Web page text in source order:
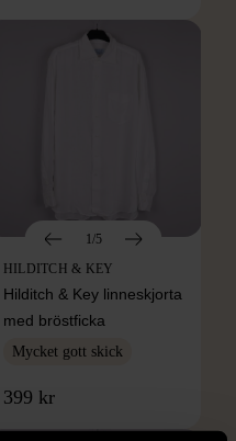
1/5
HILDITCH & KEY
Hilditch & Key linneskjorta
med bröstficka
Mycket gott skick
399 kr